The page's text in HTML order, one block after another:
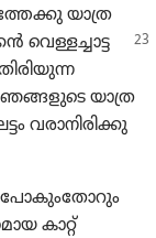
യാത്ര
വെള്ളച്ചാ​ട്ട​
ഞങ്ങളുടെ യാത്ര​
വരാനി​രി​ക്കു​
പോകും​തോ​റും
കാറ്റ്‌